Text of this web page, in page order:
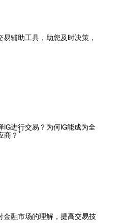
辅助工具，助您及时决策，
IG进行交易？为何IG能成为全
商？ *
金融市场的理解，提高交易技